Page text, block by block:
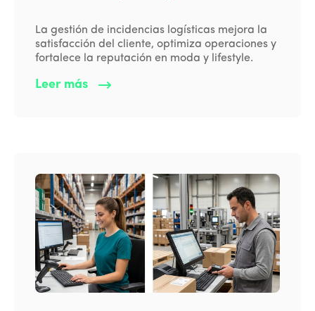
La gestión de incidencias logísticas mejora la
satisfacción del cliente, optimiza operaciones y
fortalece la reputación en moda y lifestyle.
Leer más